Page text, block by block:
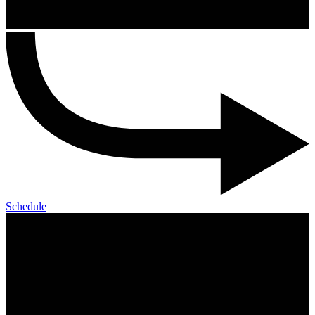
Schedule